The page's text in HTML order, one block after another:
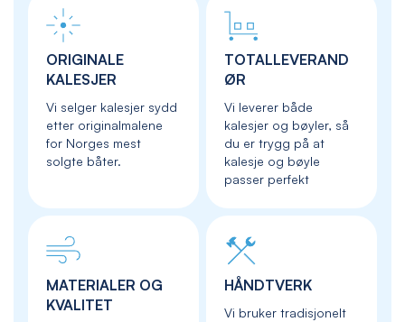
ORIGINALE
KALESJER
Vi selger kalesjer sydd
etter originalmalene
for Norges mest
solgte båter.
TOTALLEVERAND
ØR
Vi leverer både
kalesjer og bøyler, så
du er trygg på at
kalesje og bøyle
passer perfekt
MATERIALER OG
KVALITET
HÅNDTVERK
Vi bruker tradisjonelt